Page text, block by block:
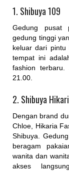
1. Shibuya 109
Gedung pusat
gedung tinggi
keluar dari pintu
tempat ini
fashion
21.00.
2. Shibuya
Dengan brand
Chloe, Hikaria
Shibuya.
beragam
wanita dan
akses